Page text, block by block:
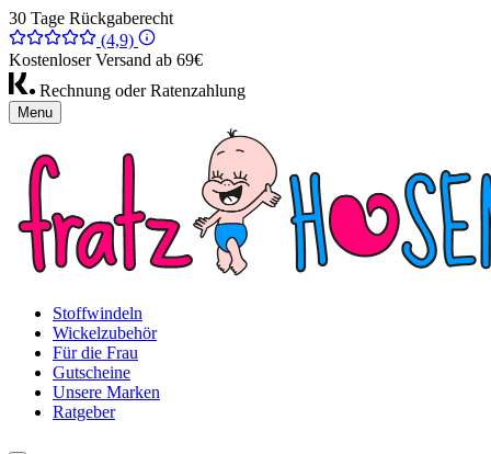
30 Tage Rückgaberecht
(4,9)
Kostenloser Versand ab 69€
Rechnung oder Ratenzahlung
Menu
Stoffwindeln
Wickelzubehör
Für die Frau
Gutscheine
Unsere Marken
Ratgeber